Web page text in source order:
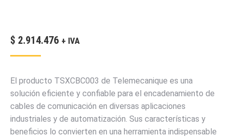
$ 2.914.476 + IVA
El producto TSXCBC003 de Telemecanique es una
solución eficiente y confiable para el encadenamiento de
cables de comunicación en diversas aplicaciones
industriales y de automatización. Sus características y
beneficios lo convierten en una herramienta indispensable